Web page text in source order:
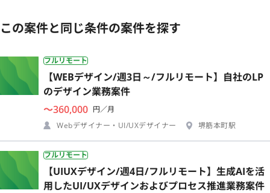
この案件と同じ条件の案件を探す
フルリモート
【WEBデザイン/週3日～/フルリモート】自社のLP
のデザイン業務案件
〜360,000 円／月
Webデザイナー・UI/UXデザイナー
堺筋本町駅
フルリモート
【UIUXデザイン/週4日/フルリモート】生成AIを活
用したUI/UXデザインおよびプロセス推進業務案件